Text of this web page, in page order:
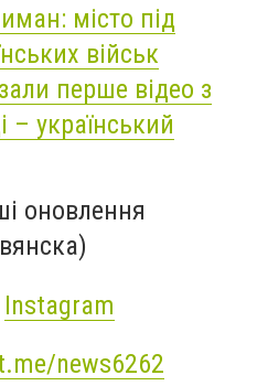
місто під
військ
перше відео з
– український
оновлення
Instagram
news6262